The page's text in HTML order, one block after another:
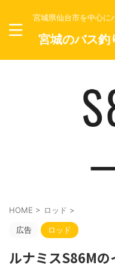
宮城県仙台市を中心に
宮城のバス釣
HOME > ロッド >
広告 ロッド
ルナミスS86Mの